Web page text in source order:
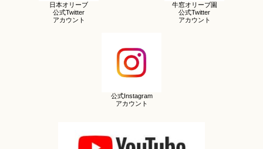
日本オリーブ
公式Twitter
アカウント
牛窓オリーブ園
公式Twitter
アカウント
公式Instagram
アカウント